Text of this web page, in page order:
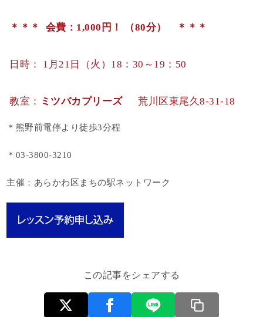
＊＊＊ 会費：1,000円！ （80分） ＊＊＊
日時： 1月21日（火）18：30～19：50
教室： ミツバカプリーズ 荒川区東尾久8-31-18
＊熊野前電停より徒歩3分程
＊03-3800-3210
主催：あらかわ区まちの駅ネットワーク
この記事をシェアする